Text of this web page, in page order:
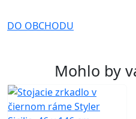
DO OBCHODU
Mohlo by